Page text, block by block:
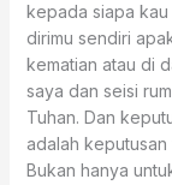
kepada siapa kau
dirimu sendiri
kematian atau di
saya dan seisi
Tuhan. Dan
adalah
Bukan hanya